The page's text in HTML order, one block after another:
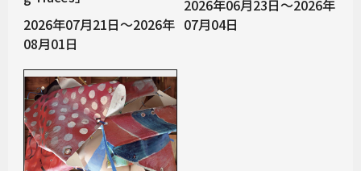
2026年07月21日～2026年
08月01日
2026年06月23日～2026年
07月04日